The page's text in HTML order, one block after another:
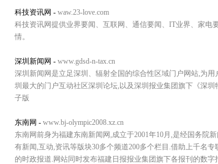
科技资讯网 - waw.23-love.com
科技资讯网提供业界要闻、互联网、通信要闻、IT业界、家
情。
深圳新闻网 - www.gdsd-n-tax.cn
深圳新闻网是立足深圳、辐射全国的综合性区域门户网站,为
圳最大的门户互动社区深圳论坛,以及深圳报业集团旗下《深
子版
东南网 - www.bj-olympic2008.xz.cn
东南网前身为福建东南新闻网,成立于2001年10月,是经国务院
有新闻,互动,资讯等版块30多个频道200多个栏目.借助上千名
的时政报道.网站同时发布福建日报报业集团旗下各报刊的数